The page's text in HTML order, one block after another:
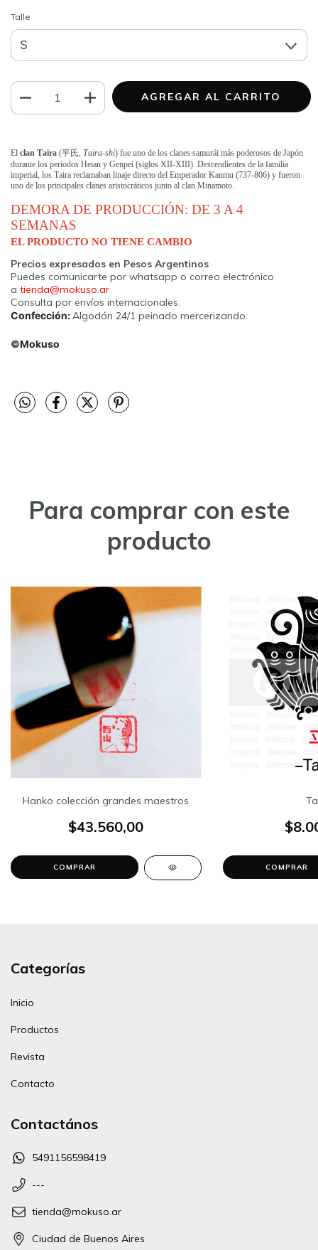
Talle
El clan Taira (平氏, Taira-shi) fue uno de los clanes samurái más poderosos de Japón
durante los períodos Heian y Genpei (siglos XII-XIII). Descendientes de la familia
imperial, los Taira reclamaban linaje directo del Emperador Kanmu (737-806) y fueron
uno de los principales clanes aristocráticos junto al clan Minamoto.
DEMORA DE PRODUCCIÓN: DE 3 A 4
SEMANAS
EL PRODUCTO NO TIENE CAMBIO
Precios expresados en Pesos Argentinos
Puedes comunicarte por whatsapp o correo electrónico
a tienda@mokuso.ar
Consulta por envíos internacionales.
Confección:Algodón 24/1 peinado mercerizando.
©Mokuso
Para comprar con este
producto
Hanko colección grandes maestros
$43.560,00
COMPRAR COMPRAR
Categorías
Inicio
Productos
Revista
Contacto
Contactános
5491156598419
---
tienda@mokuso.ar
Ciudad de Buenos Aires